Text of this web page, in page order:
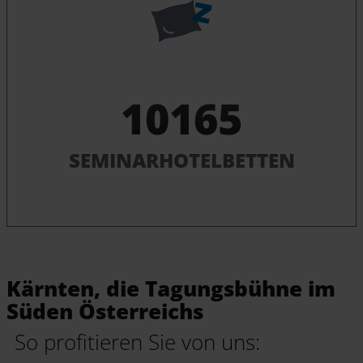
10165
SEMINARHOTELBETTEN
Kärnten, die Tagungsbühne im
Süden Österreichs
So profitieren Sie von uns: